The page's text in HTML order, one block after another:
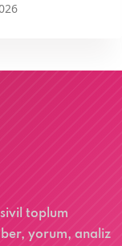
toplum
yorum, analiz